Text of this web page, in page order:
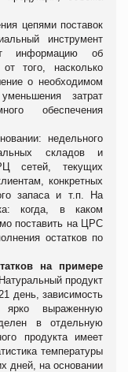
цепями поставок
инструмент
информацию об
того, насколько
о необходимом
затрат
обеспечения
недельного
складов и
сетей, текущих
конкретных
запаса и т.п. На
когда, в каком
поставить на ЦРС
остатков по
на примере
продукт
день, зависимость
выраженную
в отдельную
продукта имеет
температуры
дней, на основании